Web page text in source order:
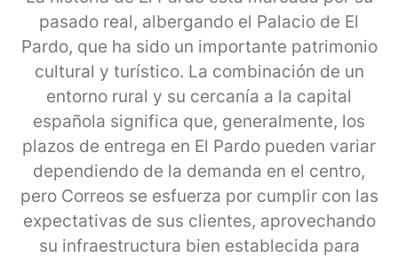
pasado real, albergando el Palacio de El
Pardo, que ha sido un importante patrimonio
cultural y turístico. La combinación de un
entorno rural y su cercanía a la capital
española significa que, generalmente, los
plazos de entrega en El Pardo pueden variar
dependiendo de la demanda en el centro,
pero Correos se esfuerza por cumplir con las
expectativas de sus clientes, aprovechando
su infraestructura bien establecida para